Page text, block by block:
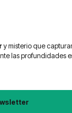
y misterio que
las profundidades